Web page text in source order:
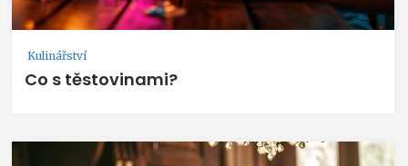
Kulinářství
Co s těstovinami?